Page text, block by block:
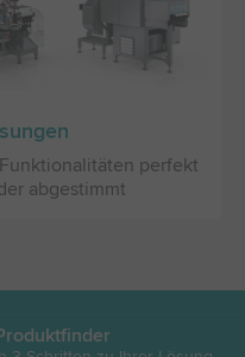
perfekt
abgestimmt